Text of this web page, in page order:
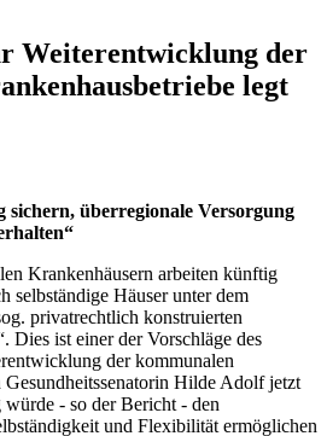
Weiterentwicklung der
legt
sichern, überregionale Versorgung
Krankenhäusern arbeiten künftig
selbständige Häuser unter dem
privatrechtlich konstruierten
Dies ist einer der Vorschläge des
der kommunalen
Gesundheitssenatorin Hilde Adolf jetzt
- so der Bericht - den
und Flexibilität ermöglichen